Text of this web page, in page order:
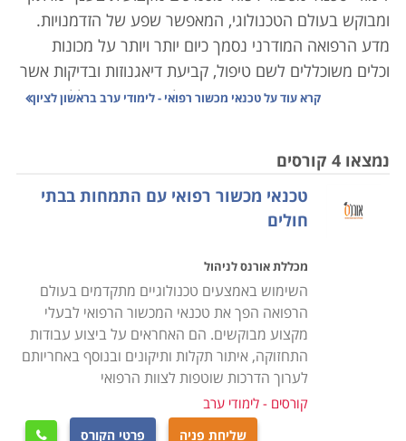
ומבוקש בעולם הטכנולוגי, המאפשר שפע של הזדמנויות.
מדע הרפואה המודרני נסמך כיום יותר ויותר על מכונות
וכלים משוכללים לשם טיפול, קביעת דיאגנוזות ובדיקות אשר
פעם היו מבוצעות ידנית או פשוט לא היו קיימות כלל.
רפואי הוא יקר ערך הן מבחינת עלותו הכלכלית שמגיעה
לעתים למיליונים, והן מבחינת חיוניותו לתפעולן השוטף של
המערכות המורכבות בהן הוא פועל.
MRI
מתומחרת בכמה אלפי שקלים; בתי חולים אשר מחזיקים
ברשותם מכשיר זה מפעילים אותו בניצולת מירבית, לעתים
גם 24 שעות ביממה, דבר שמן הסתם גורר בלאי מהיר יותר
של הציוד. השבתת סורק שכזה עלולה לשבש פעילות באותו
מוסד רפואי באופן מתגלגל - פעילות הצוות המפעיל
משותקת, החולים אשר הגיעו לסריקה לא זוכים לה, מהלך
קרא עוד עלטכנאי מכשור רפואי - לימודי ערב בראשון לציון
נמצאו 4 קורסים
טכנאי מכשור רפואי עם התמחות בבתי
חולים
מכללת אורנס לניהול
השימוש באמצעים טכנולוגיים מתקדמים בעולם
הרפואה הפך את טכנאי המכשור הרפואי לבעלי
מקצוע מבוקשים. הם האחראים על ביצוע עבודות
התחזוקה, איתור תקלות ותיקונים ובנוסף באחריותם
לערוך הדרכות שוטפות לצוות הרפואי
קורסים - לימודי ערב
שליחת פניה פרטי הקורס 